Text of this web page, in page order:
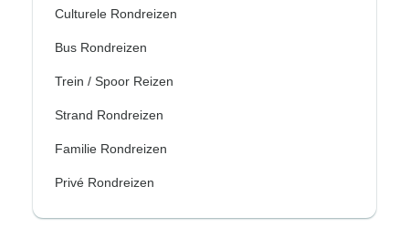
Culturele Rondreizen
Bus Rondreizen
Trein / Spoor Reizen
Strand Rondreizen
Familie Rondreizen
Privé Rondreizen